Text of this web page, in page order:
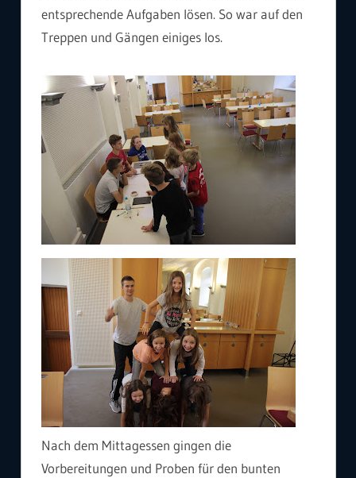
entsprechende Aufgaben lösen. So war auf den
Treppen und Gängen einiges los.
Nach dem Mittagessen gingen die
Vorbereitungen und Proben für den bunten